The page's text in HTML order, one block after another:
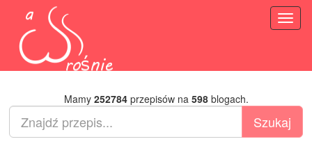
Mamy 252784przepisów na 598blogach.